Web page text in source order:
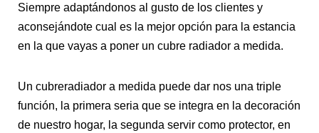
Siempre adaptándonos al gusto de los clientes y
aconsejándote cual es la mejor opción para la estancia
en la que vayas a poner un cubre radiador a medida.
Un cubreradiador a medida puede dar nos una triple
función, la primera seria que se integra en la decoración
de nuestro hogar, la segunda servir como protector, en